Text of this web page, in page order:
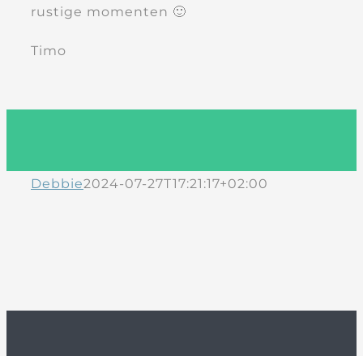
rustige momenten 🙂
Timo
Debbie2024-07-27T17:21:17+02:00